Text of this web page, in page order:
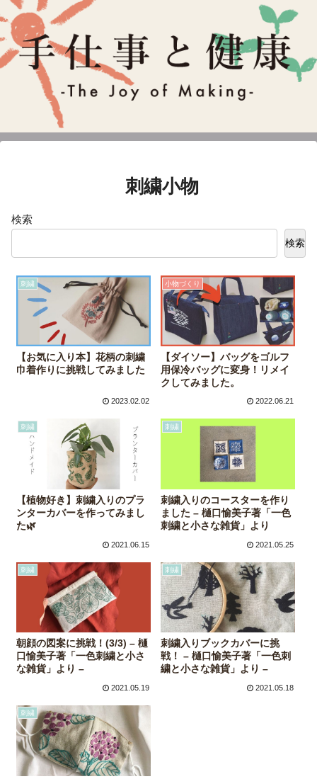
刺繍小物
検索
検索
刺繍
【お気に入り本】花柄の刺繍
巾着作りに挑戦してみました
2023.02.02
小物づくり
【ダイソー】バッグをゴルフ
用保冷バッグに変身！リメイ
クしてみました。
2022.06.21
刺繍
【植物好き】刺繍入りのプラ
ンターカバーを作ってみまし
た🌿
2021.06.15
刺繍
刺繍入りのコースターを作り
ました – 樋口愉美子著「一色
刺繍と小さな雑貨」より
2021.05.25
刺繍
朝顔の図案に挑戦！(3/3) – 樋
口愉美子著「一色刺繍と小さ
な雑貨」より –
2021.05.19
刺繍
刺繍入りブックカバーに挑
戦！ – 樋口愉美子著「一色刺
繍と小さな雑貨」より –
2021.05.18
刺繍